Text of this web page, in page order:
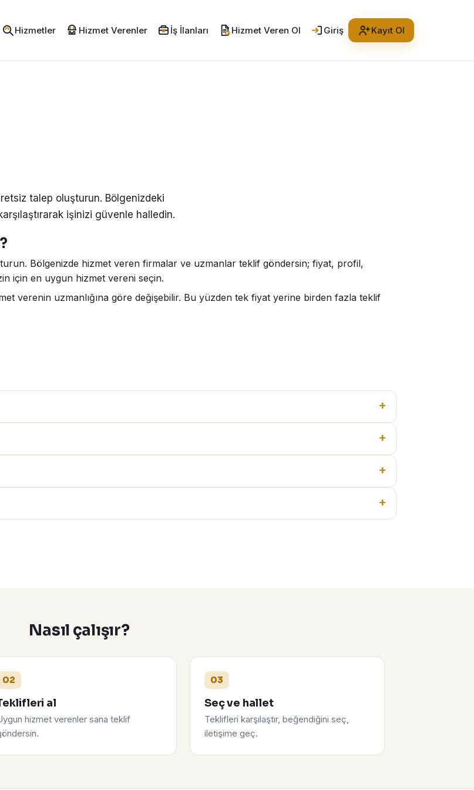
Hizmetler Hizmet Verenler İş İlanları Hizmet Veren Ol Giriş Kayıt Ol
talep oluşturun. Bölgenizdeki
işinizi güvenle halledin.
Bölgenizde hizmet veren firmalar ve uzmanlar teklif göndersin; fiyat, profil,
için en uygun hizmet vereni seçin.
verenin uzmanlığına göre değişebilir. Bu yüzden tek fiyat yerine birden fazla teklif
Nasıl çalışır?
02
al
hizmet verenler sana teklif
03
Seç ve hallet
Teklifleri karşılaştır, beğendiğini seç,
iletişime geç.